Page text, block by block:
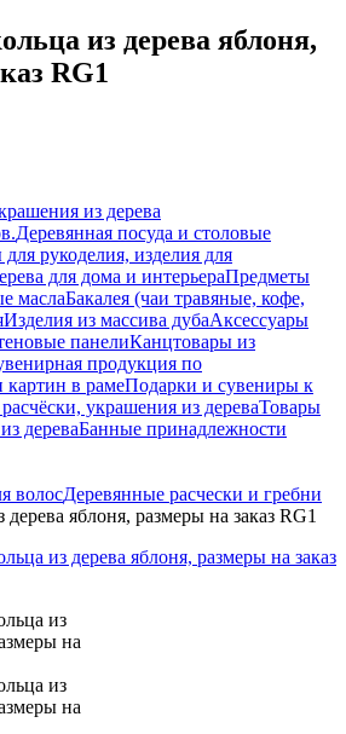
из дерева яблоня,
RG1
из дерева
Деревянная посуда и столовые
рукоделия, изделия для
для дома и интерьераПредметы
маслаБакалея (чаи травяные, кофе,
Изделия из массива дубаАксессуары
панелиКанцтовары из
продукция по
картин в рамеПодарки и сувениры к
украшения из дереваТовары
дереваБанные принадлежности
волосДеревянные расчески и гребни
яблоня, размеры на заказ RG1